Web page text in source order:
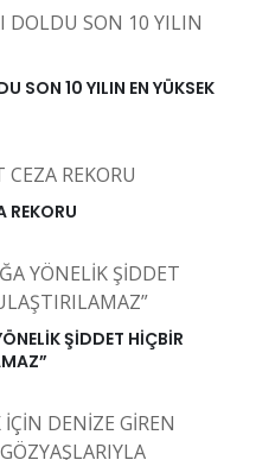
SON 10 YILIN EN YÜKSEK
REKORU
ŞİDDET HİÇBİR